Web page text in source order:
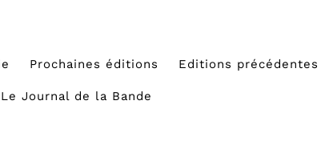
Prochaines éditions Editions précédentes
Le Journal de la Bande